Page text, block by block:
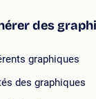
des
graphiques
des graphiques